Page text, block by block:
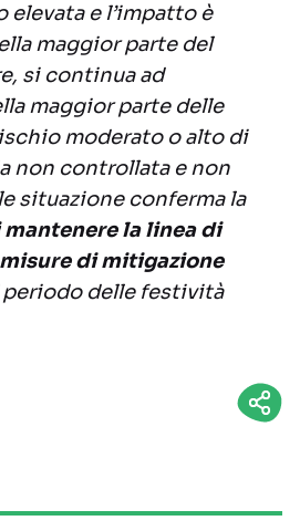
elevata e l’impatto è
maggior parte del
si continua ad
maggior parte delle
moderato o alto di
non controllata e non
situazione conferma la
la linea di
di mitigazione
delle festività